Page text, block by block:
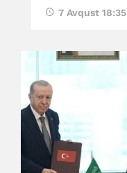
7 Avqust 18:35